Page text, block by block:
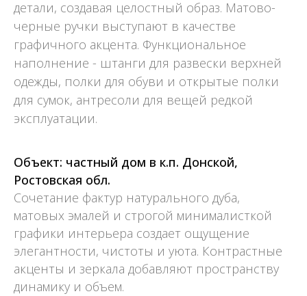
детали, создавая целостный образ. Матово-
черные ручки выступают в качестве
графичного акцента. Функциональное
наполнение - штанги для развески верхней
одежды, полки для обуви и открытые полки
для сумок, антресоли для вещей редкой
эксплуатации.
Объект: частный дом в к.п. Донской,
Ростовская обл.
Сочетание фактур натурального дуба,
матовых эмалей и строгой минималисткой
графики интерьера создает ощущение
элегантности, чистоты и уюта. Контрастные
акценты и зеркала добавляют пространству
динамику и объем.